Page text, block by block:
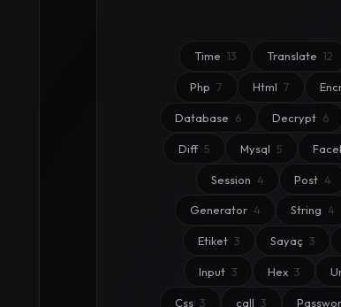
Time 13 Translate 12
Php 7 Html 7
Database 6 Decrypt 6
Diff 5 Mysql 5
Session 4 Post 4
Generator 4 String 4
Etiket 3 Sayaç 3
Input 3 Hex 3
Css 3 call 3